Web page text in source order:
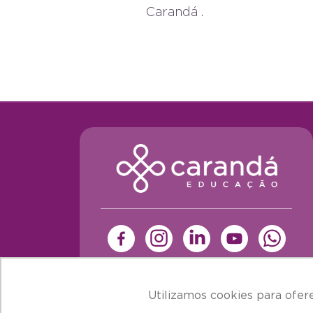
Utilizamos cookies para
Utilizamos cookies para
Carandá .